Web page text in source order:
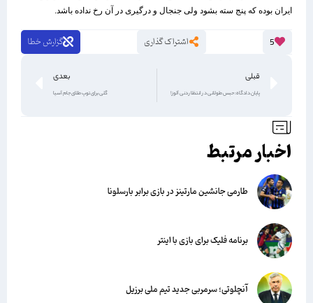
ایران بوده که پنج سته بشود ولی جنجال و درگیری در آن رخ نداده باشد.
5 اشتراک گذاری گزارش خطا
قبلی
پایان دادگاه: حبس طولانی در انتظار دنی آلوز!
بعدی
گلی برای توپ طلای جام آسیا
اخبار مرتبط
طارمی جانشین مارتینز در بازی برابر بارسلونا
برنامه فلیک برای بازی با اینتر
آنچلوتی؛ سرمربی جدید تیم ملی برزیل